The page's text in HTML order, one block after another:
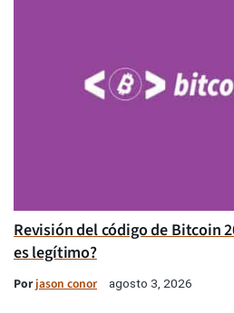
Revisión del código de Bitcoin
es legítimo?
Porjason conor agosto 3, 2026